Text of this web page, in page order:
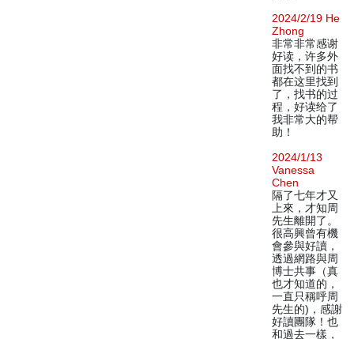
2024/2/19 He
Zhong
非常非常感谢
好读，许多外
面找不到的书
都在这里找到
了，找书的过
程，好读给了
我非常大的帮
助！
2024/1/13
Vanessa
Chen
隔了七年才又
上來，才知周
先生離開了。
很高興曾有機
會參與好讀，
透過網路與周
博士共事（真
也才知道的，
一直只稱呼周
先生的)，感謝
好讀團隊！也
和過去一樣，